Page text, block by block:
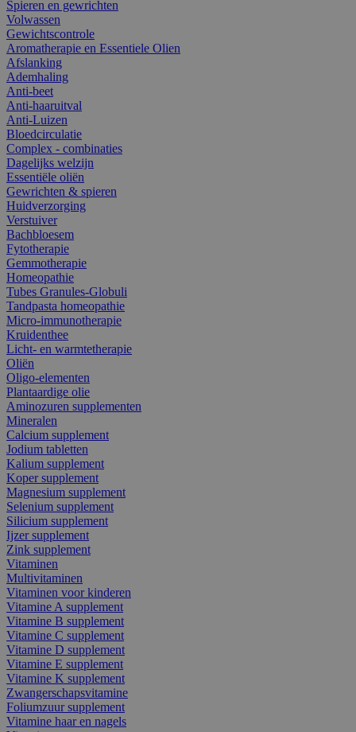
Spieren en gewrichten
Volwassen
Gewichtscontrole
Aromatherapie en Essentiele Olien
Afslanking
Ademhaling
Anti-beet
Anti-haaruitval
Anti-Luizen
Bloedcirculatie
Complex - combinaties
Dagelijks welzijn
Essentiële oliën
Gewrichten & spieren
Huidverzorging
Verstuiver
Bachbloesem
Fytotherapie
Gemmotherapie
Homeopathie
Tubes Granules-Globuli
Tandpasta homeopathie
Micro-immunotherapie
Kruidenthee
Licht- en warmtetherapie
Oliën
Oligo-elementen
Plantaardige olie
Aminozuren supplementen
Mineralen
Calcium supplement
Jodium tabletten
Kalium supplement
Koper supplement
Magnesium supplement
Selenium supplement
Silicium supplement
Ijzer supplement
Zink supplement
Vitaminen
Multivitaminen
Vitaminen voor kinderen
Vitamine A supplement
Vitamine B supplement
Vitamine C supplement
Vitamine D supplement
Vitamine E supplement
Vitamine K supplement
Zwangerschapsvitamine
Foliumzuur supplement
Vitamine haar en nagels